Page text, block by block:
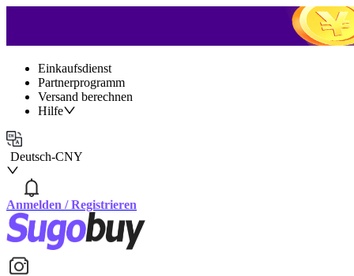
Einkaufsdienst
Partnerprogramm
Versand berechnen
Hilfe
Deutsch-CNY
Anmelden /Registrieren